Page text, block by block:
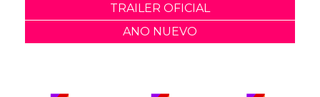
TRAILER OFICIAL
ANO NUEVO